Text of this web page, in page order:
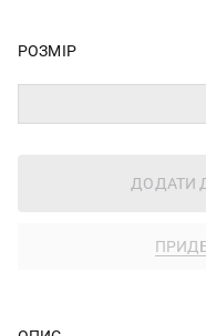
РОЗМІР
ДОДАТИ